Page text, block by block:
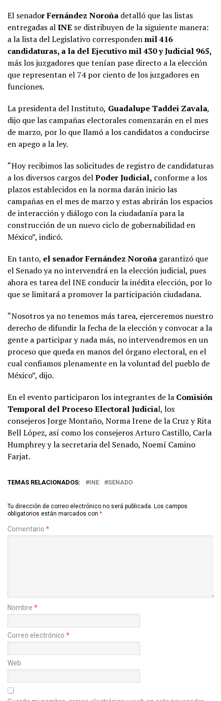
El senador Fernández Noroña detalló que las listas
entregadas alINE se distribuyen de la siguiente manera:
a la lista del Legislativo correspondenmil 416
candidaturas, a la del Ejecutivo mil 430 y Judicial 965,
más los juzgadores que tenían pase directo a la elección
que representan el 74 por ciento de los juzgadores en
funciones.
La presidenta del Instituto, Guadalupe Taddei Zavala,
dijo que las campañas electorales comenzarán en el mes
de marzo, por lo que llamó a los candidatos a conducirse
en apego a la ley.
“Hoy recibimos las solicitudes de registro de candidaturas
a los diversos cargos delPoder Judicial, conforme a los
plazos establecidos en la norma darán inicio las
campañas en el mes de marzo y estas abrirán los espacios
de interacción y diálogo con la ciudadanía para la
construcción de un nuevo ciclo de gobernabilidad en
México”, indicó.
En tanto, el senador Fernández Noroña garantizó que
el Senado ya no intervendrá en la elección judicial, pues
ahora es tarea del INE conducir la inédita elección, por lo
que se limitará a promover la participación ciudadana.
“Nosotros ya no tenemos más tarea, ejerceremos nuestro
derecho de difundir la fecha de la elección y convocar a la
gente a participar y nada más, no intervendremos en un
proceso que queda en manos del órgano electoral, en el
cual confiamos plenamente en la voluntad del pueblo de
México”, dijo.
En el evento participaron los integrantes de la Comisión
Temporal del Proceso Electoral Judicial, los
consejeros Jorge Montaño, Norma Irene de la Cruz y Rita
Bell López, así como los consejeros Arturo Castillo, Carla
Humphrey y la secretaria del Senado, Noemí Camino
Farjat.
TEMAS RELACIONADOS: INE SENADO
Tu dirección de correo electrónico no será publicada. Los campos
obligatorios están marcados con *
Comentario *
Nombre *
Correo electrónico *
Web